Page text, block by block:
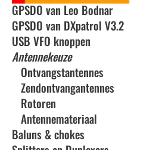
GPSDO van Leo Bodnar
GPSDO van DXpatrol V3.2
USB VFO knoppen
Antennekeuze
Ontvangstantennes
Zendontvangantennes
Rotoren
Antennemateriaal
Baluns & chokes